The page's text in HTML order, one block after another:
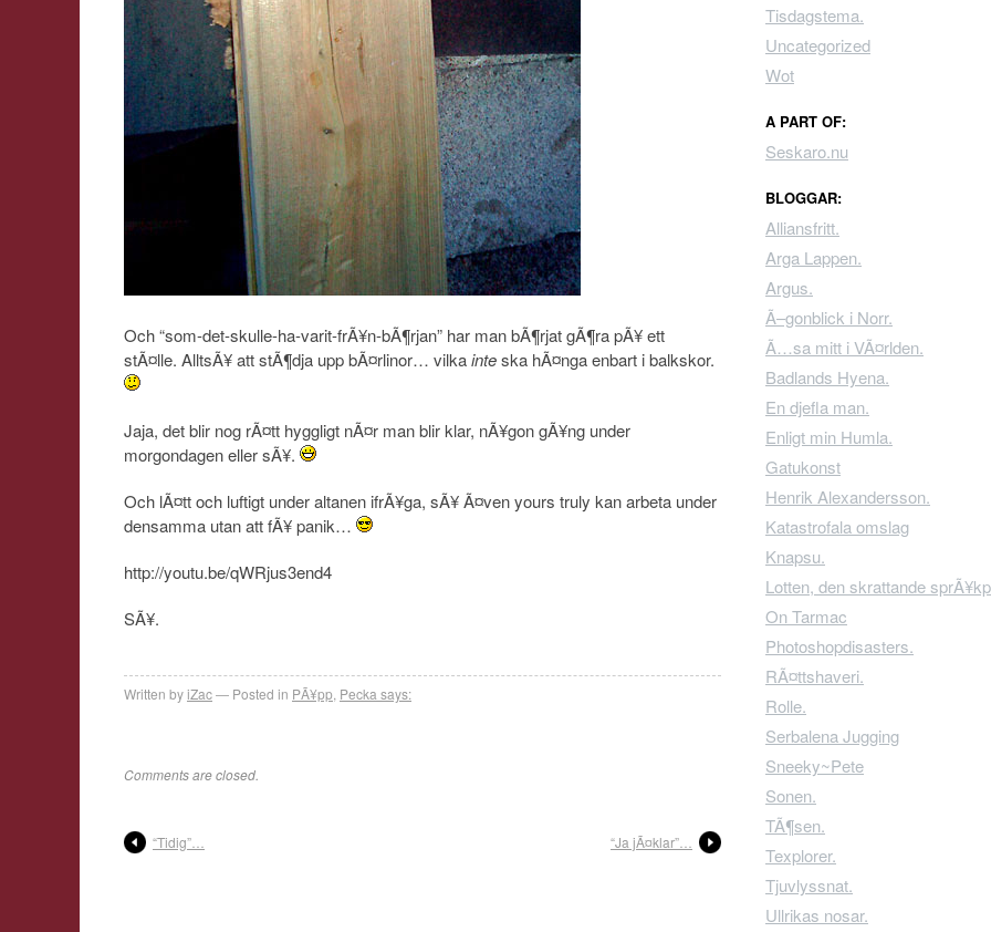
Och “som-det-skulle-ha-varit-frÃ¥n-bÃ¶rjan” har man bÃ¶rjat gÃ¶ra pÃ¥ ett
stÃ¤lle. AlltsÃ¥ att stÃ¶dja upp bÃ¤rlinor… vilkainteska hÃ¤nga enbart i balkskor.
Jaja, det blir nog rÃ¤tt hyggligt nÃ¤r man blir klar, nÃ¥gon gÃ¥ng under
morgondagen eller sÃ¥.
Och lÃ¤tt och luftigt under altanen ifrÃ¥ga, sÃ¥ Ã¤ven yours truly kan arbeta under
densamma utan att fÃ¥ panik…
http://youtu.be/qWRjus3end4
SÃ¥.
Written byiZac Posted in PÃ¥pp Pecka says:
Comments are closed.
“Tidig”… “Ja jÃ¤klar”…
Tisdagstema.
Uncategorized
Wot
A PART OF:
Seskaro.nu
BLOGGAR:
Alliansfritt.
Arga Lappen.
Argus.
Ã–gonblick i Norr.
Ã…sa mitt i VÃ¤rlden.
Badlands Hyena.
En djefla man.
Enligt min Humla.
Gatukonst
Henrik Alexandersson.
Katastrofala omslag
Knapsu.
Lotten, den skrattande
On Tarmac
Photoshopdisasters.
RÃ¤ttshaveri.
Rolle.
Serbalena Jugging
Sneeky~Pete
Sonen.
TÃ¶sen.
Texplorer.
Tjuvlyssnat.
Ullrikas nosar.